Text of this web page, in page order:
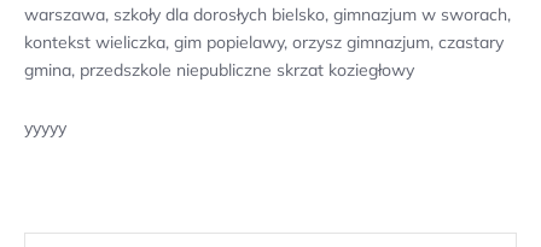
warszawa, szkoły dla dorosłych bielsko, gimnazjum w sworach,
kontekst wieliczka, gim popielawy, orzysz gimnazjum, czastary
gmina, przedszkole niepubliczne skrzat koziegłowy
yyyyy